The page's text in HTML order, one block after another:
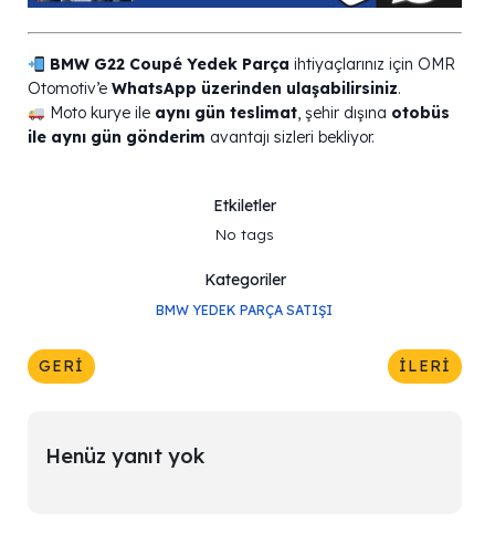
BMW G22 Coupé Yedek Parça ihtiyaçlarınız için OMR
Otomotiv’e WhatsApp üzerinden ulaşabilirsiniz.
Moto kurye ile aynı gün teslimat, şehir dışına otobüs
ile aynı gün gönderim avantajı sizleri bekliyor.
Etkiletler
No tags
Kategoriler
BMW YEDEK PARÇA SATIŞI
GERI İLERI
Henüz yanıt yok